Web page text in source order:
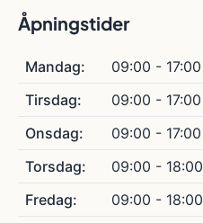
Åpningstider
Mandag:
09:00 - 17:00
Tirsdag:
09:00 - 17:00
Onsdag:
09:00 - 17:00
Torsdag:
09:00 - 18:00
Fredag:
09:00 - 18:00